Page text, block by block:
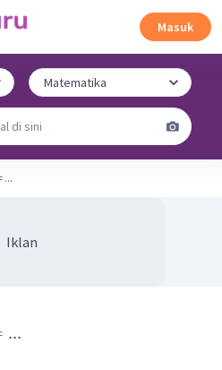
Masuk
...
Iklan
...